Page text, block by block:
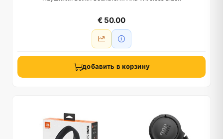
€ 50.00
добавить в корзину